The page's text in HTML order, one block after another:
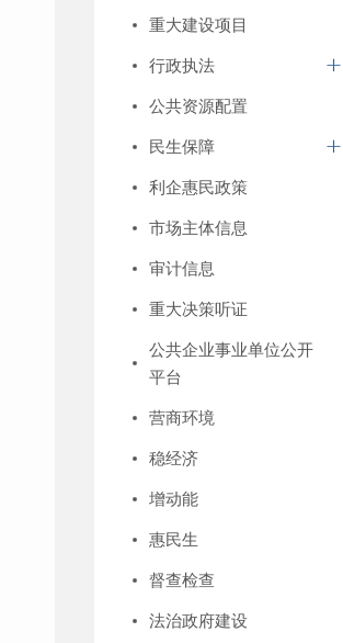
重大建设项目
行政执法
公共资源配置
民生保障
利企惠民政策
市场主体信息
审计信息
重大决策听证
公共企业事业单位公开
平台
营商环境
稳经济
增动能
惠民生
督查检查
法治政府建设